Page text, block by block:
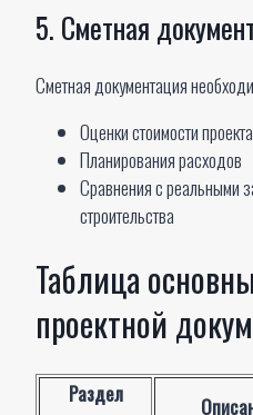
5. Сметная
Сметная документация
Оценки стоимости проекта
Планирования расходов
Сравнения с реальными
строительства
Таблица
проектной
Раздел